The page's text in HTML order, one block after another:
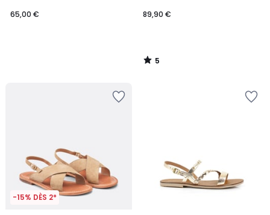
65,00 €
89,90 €
5
/
-15% DÈS 2*